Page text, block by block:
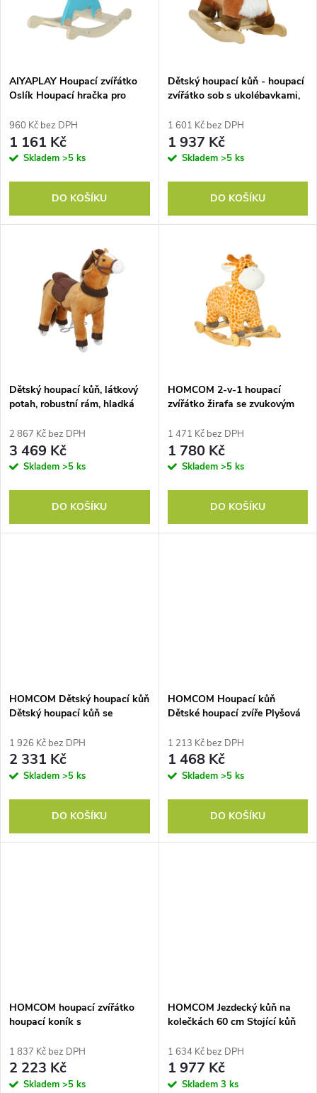
p
r
o
u
s
p
r
o
d
AIYAPLAY Houpací zvířátko
Oslík Houpací hračka pro
Houpačka Houpací sedátko
59 x 27 x 43 cm Modro-zelená
960 Kč bez DPH
1 161 Kč
Skladem >5 ks
DO KOŠÍKU
Dětský houpací kůň - houpací
zvířátko sob s ukolébavkami,
x 35 x 59 cm, hnědý
1 601 Kč bez DPH
1 937 Kč
Skladem >5 ks
DO KOŠÍKU
Dětský houpací kůň, látkový
potah, robustní rám, hladká
do 5 let, tmavě hnědý
2 867 Kč bez DPH
3 469 Kč
Skladem >5 ks
DO KOŠÍKU
HOMCOM 2-v-1 houpací
zvířátko žirafa se zvukovým
Plyšová houpací hračka pro
batolata od 3 do 6 let
1 471 Kč bez DPH
1 780 Kč
Skladem >5 ks
DO KOŠÍKU
HOMCOM Dětský houpací kůň
Dětský houpací kůň se
rukojeti pro 18-36 měsíců
Plyšová bílá+růžová 70 x 28 x
57 cm
1 926 Kč bez DPH
2 331 Kč
Skladem >5 ks
DO KOŠÍKU
HOMCOM Houpací kůň
Dětské houpací zvíře Plyšová
houpací zvíře Hnědá D74 x
Š33 x V62 cm
1 213 Kč bez DPH
1 468 Kč
Skladem >5 ks
DO KOŠÍKU
HOMCOM houpací zvířátko
houpací koník s
55 cm dětská houpačka z
měkkého plyše houpací hračka
houpací koník pro miminka
1 837 Kč bez DPH
2 223 Kč
Skladem >5 ks
HOMCOM Jezdecký kůň na
kolečkách 60 cm Stojící kůň
Zvuková hra na koně pro jízdu
na koni vsedě na houpacím
zvířátku pro děti od 2 let,
1 634 Kč bez DPH
1 977 Kč
Skladem 3 ks